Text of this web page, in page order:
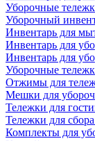
Уборочные
Уборочный
Инвентарь для
Инвентарь для
Инвентарь для
Уборочные
Отжимы для
Мешки для
Тележки для
Тележки для
Комплекты для